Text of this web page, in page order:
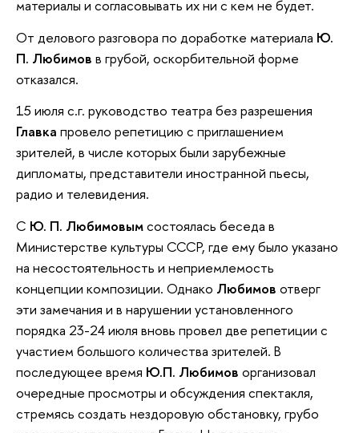
материалы и согласовывать их ни с кем не будет.
От делового разговора по доработке материала Ю.
П. Любимов в грубой, оскорбительной форме
отказался.
15 июля с.г. руководство театра без разрешения
Главка провело репетицию с приглашением
зрителей, в числе которых были зарубежные
дипломаты, представители иностранной пьесы,
радио и телевидения.
С Ю. П. Любимовымсостоялась беседа в
Министерстве культуры СССР, где ему было указано
на несостоятельность и неприемлемость
концепции композиции. Однако Любимов отверг
эти замечания и в нарушении установленного
порядка 23-24 июля вновь провел две репетиции с
участием большого количества зрителей. В
последующее время Ю.П. Любимов организовал
очередные просмотры и обсуждения спектакля,
стремясь создать нездоровую обстановку, грубо